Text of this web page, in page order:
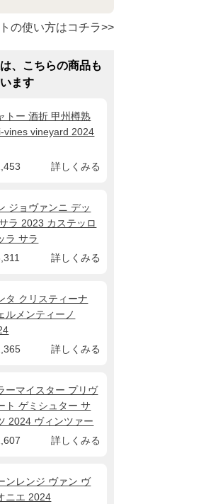
の使い方はコチラ>>
、こちらの商品も
ます
トー 酒折 甲州樽熟
vines vineyard 2024
詳しくみる
ジョヴァンニ デッ
ラ 2023 カステッロ
ラ サラ
詳しくみる
タ クリスティーナ
ルメンティーノ
詳しくみる
ーマイスター プリヴ
ト ゲミシュター サ
2024 ヴィンツァー
ムス
詳しくみる
ンレンジ ヴァン ヴ
ニエ 2024